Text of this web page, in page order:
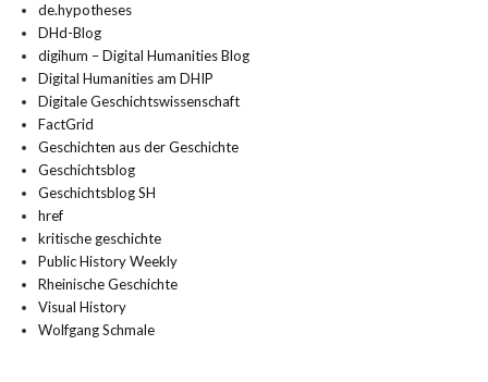
de.hypotheses
DHd-Blog
digihum – Digital Humanities Blog
Digital Humanities am DHIP
Digitale Geschichtswissenschaft
FactGrid
Geschichten aus der Geschichte
Geschichtsblog
Geschichtsblog SH
href
kritische geschichte
Public History Weekly
Rheinische Geschichte
Visual History
Wolfgang Schmale